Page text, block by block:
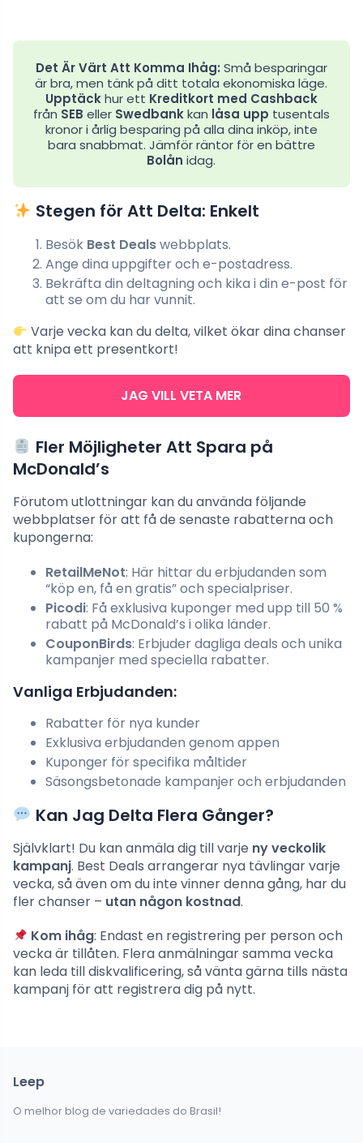
Det Är Värt Att Komma Ihåg: Små besparingar
är bra, men tänk på ditt totala ekonomiska läge.
Upptäckhur ett Kreditkort med Cashback
från SEB eller Swedbankkan låsa upp tusentals
kronor i årlig besparing på alla dina inköp, inte
bara snabbmat. Jämför räntor för en bättre
Bolån idag.
Stegen för Att Delta: Enkelt
Besök Best Dealswebbplats.
Ange dina uppgifter och e-postadress.
Bekräfta din deltagning och kika i din e-post för
att se om du har vunnit.
Varje vecka kan du delta, vilket ökar dina chanser
att knipa ett presentkort!
JAG VILL VETA MER
Fler Möjligheter Att Spara på
McDonald’s
Förutom utlottningar kan du använda följande
webbplatser för att få de senaste rabatterna och
kupongerna:
RetailMeNot: Här hittar du erbjudanden som
“köp en, få en gratis” och specialpriser.
Picodi: Få exklusiva kuponger med upp till 50 %
rabatt på McDonald’s i olika länder.
CouponBirds: Erbjuder dagliga deals och unika
kampanjer med speciella rabatter.
Vanliga Erbjudanden:
Rabatter för nya kunder
Exklusiva erbjudanden genom appen
Kuponger för specifika måltider
Säsongsbetonade kampanjer och erbjudanden
Kan Jag Delta Flera Gånger?
Självklart! Du kan anmäla dig till varje ny veckolik
kampanj. Best Deals arrangerar nya tävlingar varje
vecka, så även om du inte vinner denna gång, har du
fler chanser – utan någon kostnad.
Kom ihåg: Endast en registrering per person och
vecka är tillåten. Flera anmälningar samma vecka
kan leda till diskvalificering, så vänta gärna tills nästa
kampanj för att registrera dig på nytt.
Leep
O melhor blog de variedades do Brasil!